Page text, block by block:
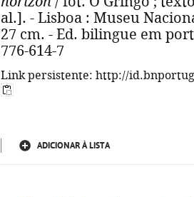
al.]. - Lisboa : Museu
27 cm. - Ed. bilingue em
776-614-7
Link persistente: http://
ADICIONAR À LISTA